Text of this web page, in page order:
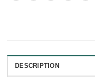
DESCRIPTION